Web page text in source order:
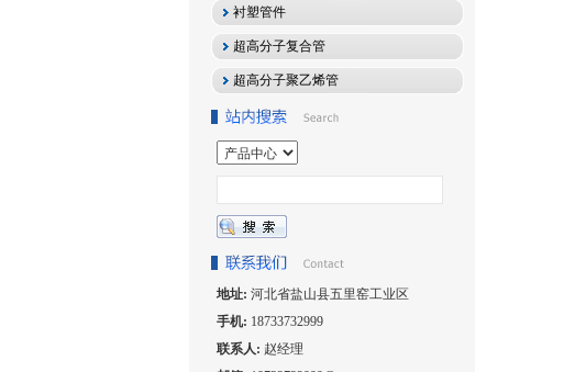
衬塑管件
超高分子复合管
超高分子聚乙烯管
地址: 河北省盐山县五里窑工业区
手机: 18733732999
联系人: 赵经理